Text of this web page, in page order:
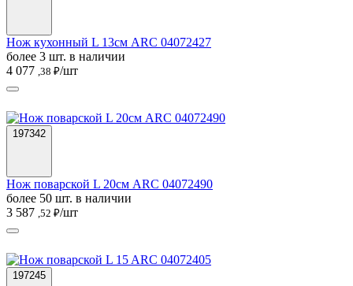
Нож кухонный L 13см ARC 04072427
более 3 шт. в наличии
4 077 ,38 ₽/шт
197342
Нож поварской L 20см ARC 04072490
более 50 шт. в наличии
3 587 ,52 ₽/шт
197245